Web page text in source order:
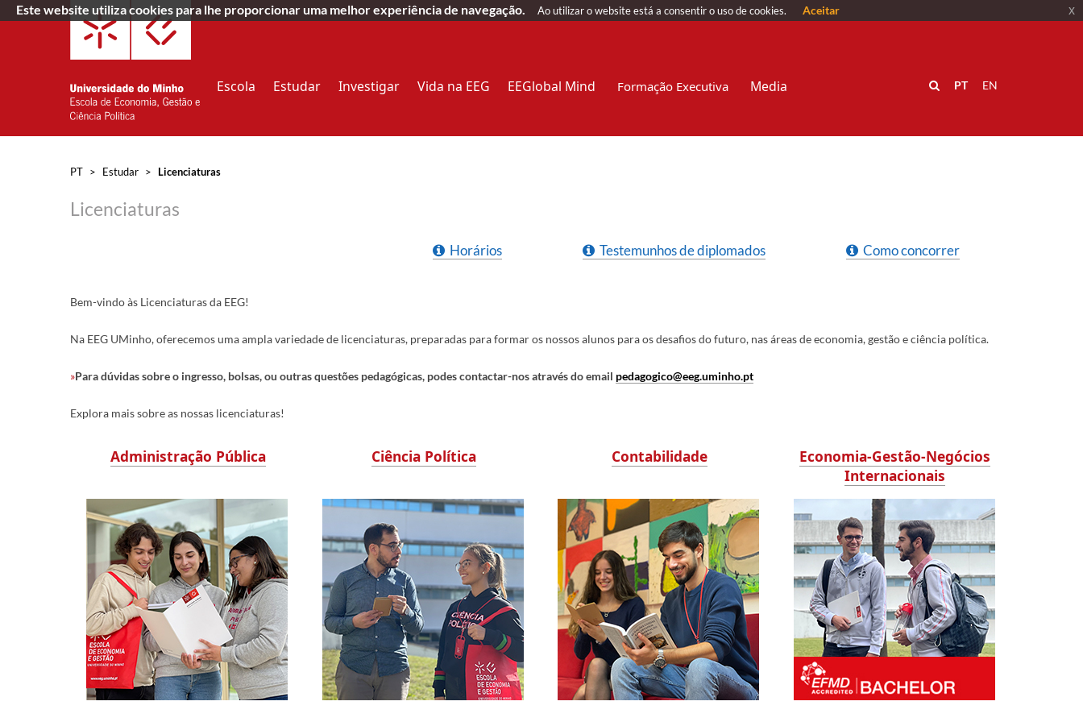
Escola Estudar Investigar Vida na EEG EEGlobal Mind Formação Executiva Media EN
PT
PT > Estudar > Licenciaturas
Licenciaturas
Horários Testemunhos de diplomados Como c​oncorrer
Bem-vindo às Licenciaturas da EEG!
Na EEG UMinho, oferecemos uma ampla variedade de licenciaturas, preparadas para formar os nossos alunos para os desafios do futuro, nas áreas de economia, gestão e ciência política.
»Para dúvidas sobre o ingresso, bolsas, ou outras questões pedagógicas, podes contactar-nos através do email pedagogico@eeg.uminho.pt
Explora mais sobre as nossas licenciaturas!
Administração Pública Ciência Política Contabilidade
Economia-Gestão-Negócios
Internacionais
Este website utiliza cookies para lhe proporcionar uma melhor experiência de navegação. Ao utilizar o website está a consentir o uso de cookies. Aceitar x